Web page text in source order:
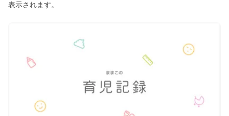
表示されます。